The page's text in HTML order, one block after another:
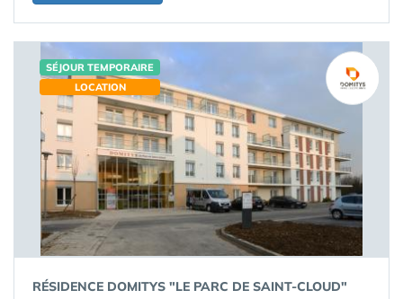
SÉJOUR TEMPORAIRE
LOCATION
RÉSIDENCE DOMITYS "LE PARC DE SAINT-CLOUD"